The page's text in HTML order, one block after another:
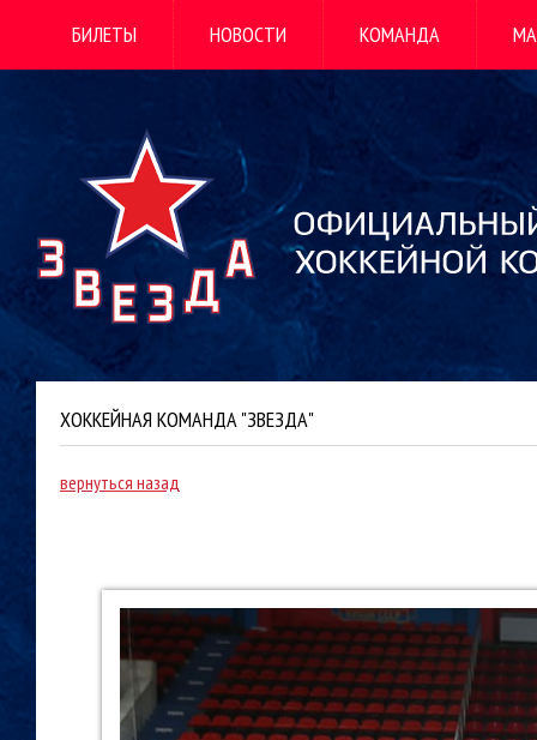
БИЛЕТЫ НОВОСТИ КОМАНДА
ХОККЕЙНАЯ КОМАНДА "ЗВЕЗДА"
вернуться назад